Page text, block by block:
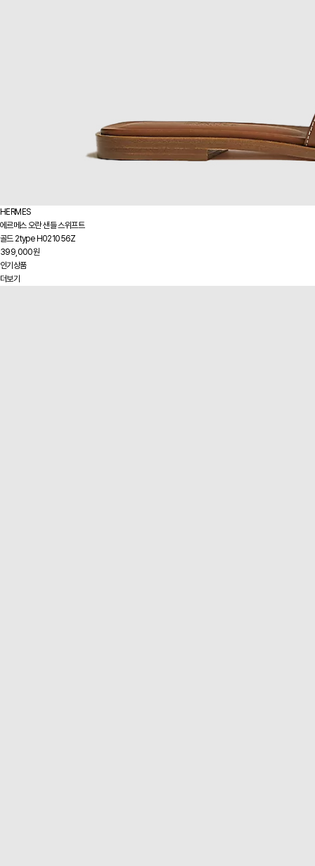
HERMES
에르메스 오란 샌들 스위프트
골드 2type H021056Z
399,000원
인기상품
더보기